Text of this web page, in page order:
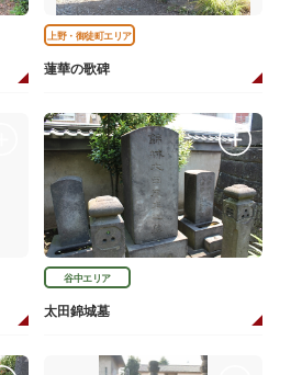
上野・御徒町エリア
蓮華の歌碑
谷中エリア
太田錦城墓